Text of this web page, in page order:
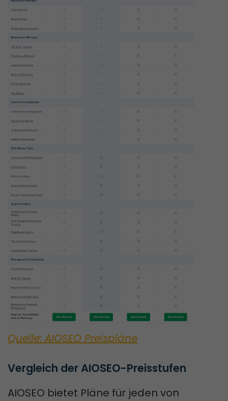
Quelle: AIOSEO Preispläne
Vergleich der AIOSEO-Preisstufen
AIOSEO bietet Pläne für jeden von